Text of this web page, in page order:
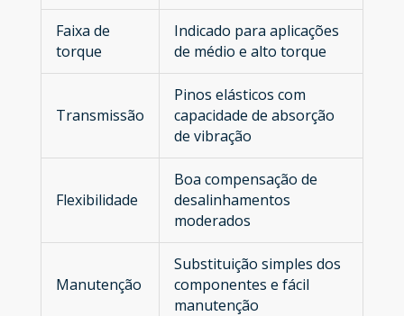
Faixa de
torque
Indicado para aplicações
de médio e alto torque
Transmissão
Pinos elásticos com
capacidade de absorção
de vibração
Flexibilidade
Boa compensação de
desalinhamentos
moderados
Manutenção
Substituição simples dos
componentes e fácil
manutenção